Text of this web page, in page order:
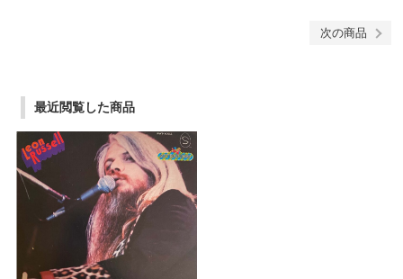
次の商品
最近閲覧した商品